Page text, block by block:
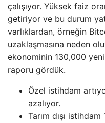
çalışıyor. Yüksek faiz
getiriyor ve bu durum
varlıklardan, örneğin
uzaklaşmasına neden
ekonominin 130,000
raporu gördük.
Özel istihdam
azalıyor.
Tarım dışı